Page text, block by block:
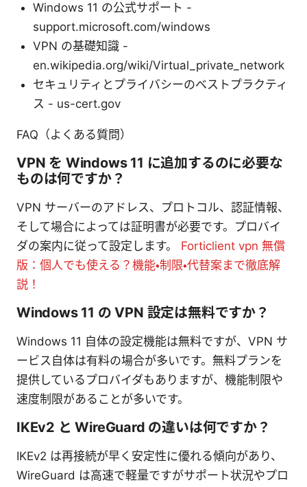
Windows 11 の公式サポート -
support.microsoft.com/windows
VPN の基礎知識 -
en.wikipedia.org/wiki/Virtual_private_network
セキュリティとプライバシーのベストプラクティ
ス - us-cert.gov
FAQ（よくある質問）
VPN を Windows 11 に追加するのに必要な
ものは何ですか？
VPN サーバーのアドレス、プロトコル、認証情報、
そして場合によっては証明書が必要です。プロバイ
ダの案内に従って設定します。 Forticlient vpn 無償
版：個人でも使える？機能・制限・代替案まで徹底解
説！
Windows 11 の VPN 設定は無料ですか？
Windows 11 自体の設定機能は無料ですが、VPN サ
ービス自体は有料の場合が多いです。無料プランを
提供しているプロバイダもありますが、機能制限や
速度制限があることが多いです。
IKEv2 と WireGuard の違いは何ですか？
IKEv2 は再接続が早く安定性に優れる傾向があり、
WireGuard は高速で軽量ですがサポート状況やプロ